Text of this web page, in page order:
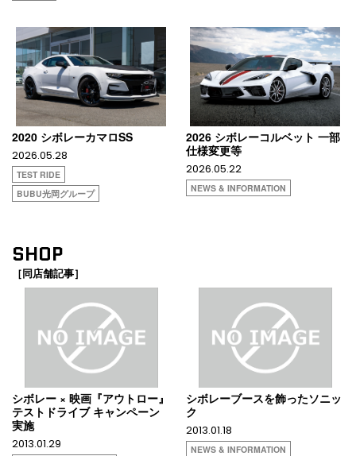
2020 シボレーカマロSS
2026.05.28
TEST RIDE
BUBU光岡グループ
2026 シボレーコルベット 一部
仕様変更等
2026.05.22
NEWS & INFORMATION
SHOP
［同店舗記事］
シボレー × 映画『アウトロー』
テストドライブ キャンペーン
実施
2013.01.29
シボレーブースを飾ったソニッ
ク
2013.01.18
NEWS & INFORMATION